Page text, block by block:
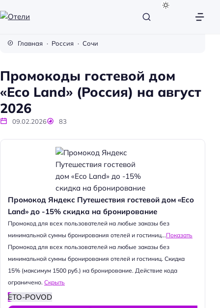
и
Главная Россия Сочи
Промокоды гостевой дом
«Eco Land» (Россия) на август
2026
09.02.2026 83
Промокод Яндекс Путешествия гостевой дом «Eco
Land» до -15% скидка на бронирование
Промокод для всех пользователей на любые заказы без
минимальной суммы бронирования отелей и гостиниц...Показать
Промокод для всех пользователей на любые заказы без
минимальной суммы бронирования отелей и гостиниц. Скидка
15% (максимум 1500 руб.) на бронирование. Действие кода
ограничено. Скрыть
ETO-POVOD